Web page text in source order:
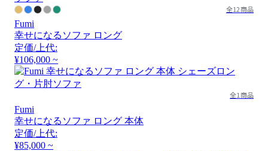
全12商品
Fumi
幸せになるソファ ロング
定価/上代:
¥106,000 ~
全1商品
Fumi
幸せになるソファ ロング 本体
定価/上代:
¥85,000 ~